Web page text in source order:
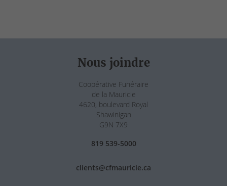
Nous joindre
Coopérative Funéraire
de la Mauricie
4620, boulevard Royal
Shawinigan
G9N 7X9
819 539-5000
clients@cfmauricie.ca